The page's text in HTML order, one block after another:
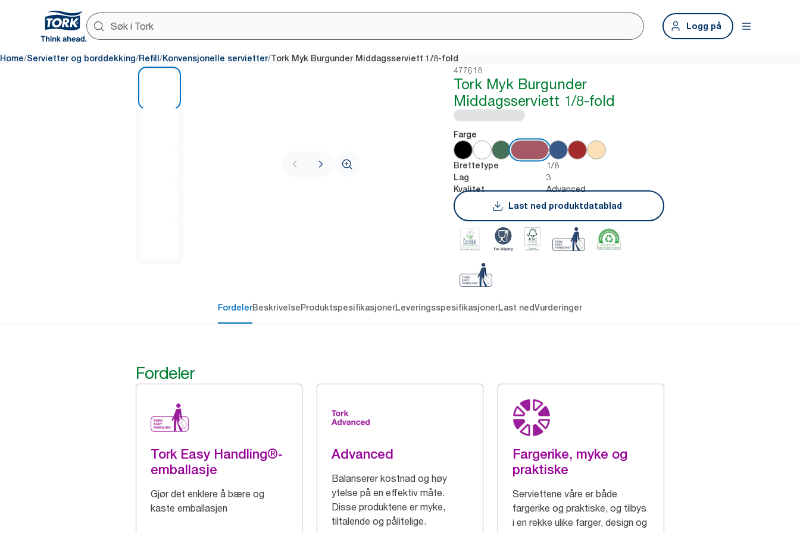
Logg på
Home/Servietter og borddekking/Refill /Konvensjonelle servietter/Tork Myk Burgunder Middagsserviett 1/8-fold
477618
Tork Myk Burgunder
Middagsserviett 1/8-fold
Farge
Brettetype 1/8
Lag 3
Kvalitet
Advanced
Last ned produktdatablad
FordelerBeskrivelseProduktspesifikasjonerLeveringsspesifikasjonerLast nedVurderinger
Fordeler
Tork Easy Handling®-
emballasje
Gjør det enklere å bære og
kaste emballasjen
Advanced
Balanserer kostnad og høy
ytelse på en effektiv måte.
Disse produktene er myke,
tiltalende og pålitelige.
Fargerike, myke og
praktiske
Serviettene våre er både
fargerike og praktiske, og tilbys
i en rekke ulike farger, design og